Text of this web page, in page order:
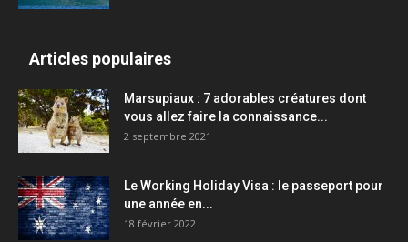
Articles populaires
Marsupiaux : 7 adorables créatures dont
vous allez faire la connaissance...
2 septembre 2021
Le Working Holiday Visa : le passeport pour
une année en...
18 février 2022